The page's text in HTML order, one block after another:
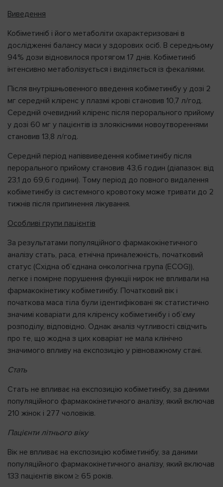
Виведення
Кобіметиніб і його метаболіти охарактеризовані в
дослідженні балансу маси у здорових осіб. В середньому
94% дози відновилося протягом 17 днів. Кобіметиніб
інтенсивно метаболізується і виділяється із фекаліями.
Після внутрішньовенного введення кобіметинібу у дозі 2
мг середній кліренс у плазмі крові становив 10,7 л/год.
Середній очевидний кліренс після перорального прийому
у дозі 60 мг у пацієнтів із злоякісними новоутвореннями
становив 13,8 л/год.
Середній період напіввиведення кобіметинібу після
перорального прийому становив 43,6 годин (діапазон: від
23,1 дo 69,6 години). Tому період до повного видалення
кобіметинібу із системного кровотоку може тривати до 2
тижнів після припинення лікування.
Особливі групи пацієнтів
За результатами популяційного фармакокінетичного
аналізу стать, раса, етнічна приналежність, початковий
статус (Східна об’єднана онкологічна група (ECOG)),
легке і помірне порушення функції нирок не впливали на
фармакокінетику кобіметинібу. Початковий вік і
початкова маса тіла були ідентифіковані як статистично
значимі коваріати для кліренсу кобіметинібу і об’єму
розподілу, відповідно. Однак аналіз чутливості свідчить
про те, що жодна з цих коваріат не мала клінічно
значимого впливу на експозицію у рівноважному стані.
Стать
Стать не впливає на експозицію кобіметинібу, за даними
популяційного фармакокінетичного аналізу, який включав
210 жінок і 277 чоловіків.
Пацієнти літнього віку
Вік не впливає на експозицію кобіметинібу, за даними
популяційного фармакокінетичного аналізу, який включав
133 пацієнтів віком ≥ 65 років.